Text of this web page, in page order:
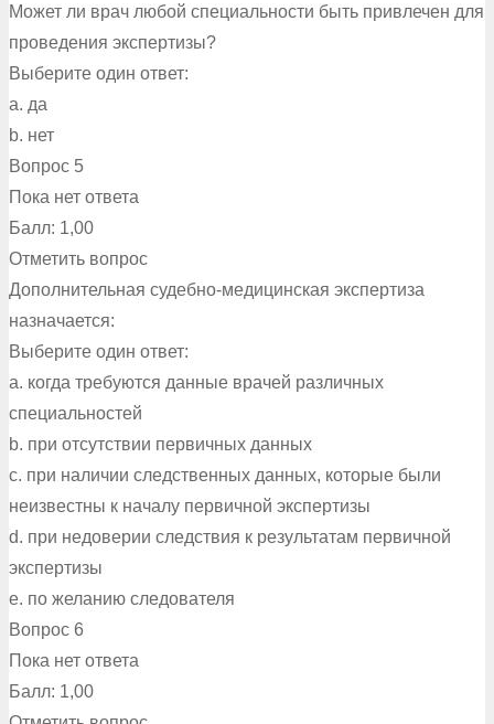
Может ли врач любой специальности быть привлечен для
проведения экспертизы?
Выберите один ответ:
a. да
b. нет
Вопрос 5
Пока нет ответа
Балл: 1,00
Отметить вопрос
Дополнительная судебно-медицинская экспертиза
назначается:
Выберите один ответ:
a. когда требуются данные врачей различных
специальностей
b. при отсутствии первичных данных
c. при наличии следственных данных, которые были
неизвестны к началу первичной экспертизы
d. при недоверии следствия к результатам первичной
экспертизы
e. по желанию следователя
Вопрос 6
Пока нет ответа
Балл: 1,00